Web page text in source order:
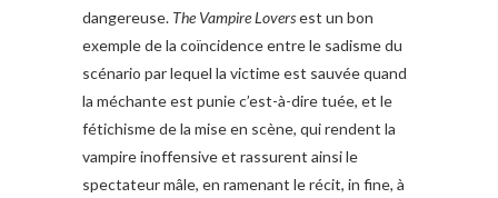
dangereuse. The Vampire Loversest un bon
exemple de la coïncidence entre le sadisme du
scénario par lequel la victime est sauvée quand
la méchante est punie c’est-à-dire tuée, et le
fétichisme de la mise en scène, qui rendent la
vampire inoffensive et rassurent ainsi le
spectateur mâle, en ramenant le récit, in fine, à